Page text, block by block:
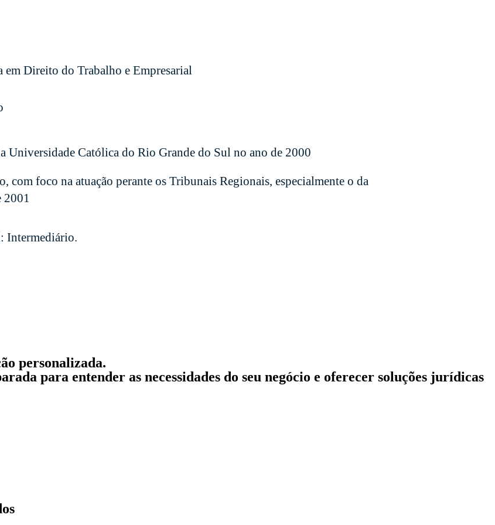
em Direito do Trabalho e Empresarial
Universidade Católica do Rio Grande do Sul no ano de 2000
com foco na atuação perante os Tribunais Regionais, especialmente o da
2001
Intermediário.
personalizada.
para entender as necessidades do seu negócio e oferecer soluções jurídicas